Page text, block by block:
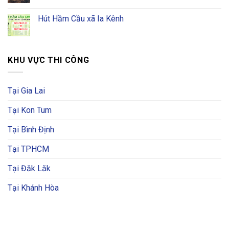
Hút Hầm Cầu xã Ia Kênh
KHU VỰC THI CÔNG
Tại Gia Lai
Tại Kon Tum
Tại Bình Định
Tại TPHCM
Tại Đăk Lăk
Tại Khánh Hòa